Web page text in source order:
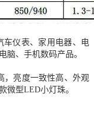
车仪表、家用电器、电
脑、手机数码产品。
，亮度一致性高、外观
微型LED小灯珠。